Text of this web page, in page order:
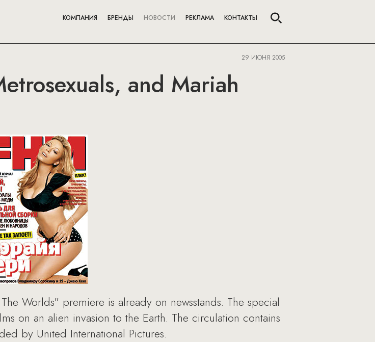
КОМПАНИЯ БРЕНДЫ НОВОСТИ РЕКЛАМА КОНТАКТЫ
29 ИЮНЯ 2005
and Mariah
Worlds" premiere is already on newsstands. The special
on an alien invasion to the Earth. The circulation contains
by United International Pictures.